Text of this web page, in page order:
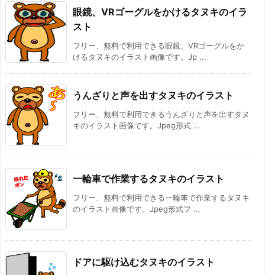
眼鏡、VRゴーグルをかけるタヌキのイラ
スト
フリー、無料で利用できる眼鏡、VRゴーグルをか
けるタヌキのイラスト画像です。Jp ...
うんざりと声を出すタヌキのイラスト
フリー、無料で利用できるうんざりと声を出すタヌ
キのイラスト画像です。Jpeg形式 ...
一輪車で作業するタヌキのイラスト
フリー、無料で利用できる一輪車で作業するタヌキ
のイラスト画像です。Jpeg形式フ ...
ドアに駆け込むタヌキのイラスト